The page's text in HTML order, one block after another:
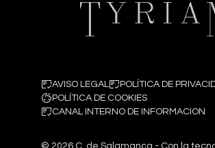
AVISO LEGAL
POLÍTICA DE
POLÍTICA DE COOKIES
CANAL INTERNO DE INFORMACION